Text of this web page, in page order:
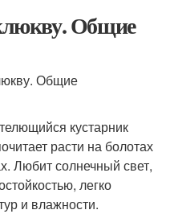
Общие
кустарник
расти на болотах
Любит солнечный свет,
легко
и влажности.